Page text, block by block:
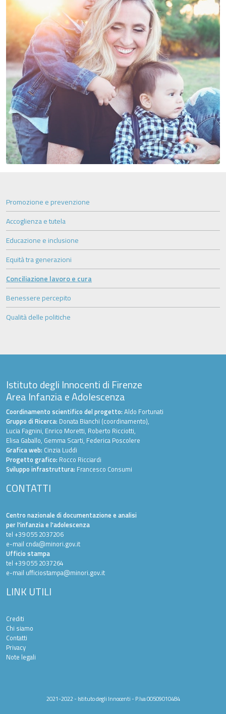
Promozione e prevenzione
Accoglienza e tutela
Educazione e inclusione
Equità tra generazioni
Conciliazione lavoro e cura
Benessere percepito
Qualità delle politiche
Istituto degli Innocenti di Firenze
Area Infanzia e Adolescenza
Coordinamento scientifico del progetto: Aldo Fortunati
Gruppo di Ricerca: Donata Bianchi (coordinamento),
Lucia Fagnini, Enrico Moretti, Roberto Ricciotti,
Elisa Gaballo, Gemma Scarti, Federica Poscolere
Grafica web: Cinzia Luddi
Progetto grafico: Rocco Ricciardi
Sviluppo infrastruttura: Francesco Consumi
CONTATTI
Centro nazionale di documentazione e analisi
per l'infanzia e l'adolescenza
tel +39 055 2037206
e-mail cnda@minori.gov.it
Ufficio stampa
tel +39 055 2037264
e-mail ufficiostampa@minori.gov.it
LINK UTILI
Crediti
Chi siamo
Contatti
Privacy
Note legali
2021-2022 - Istituto degli Innocenti - P.Iva 00509010484